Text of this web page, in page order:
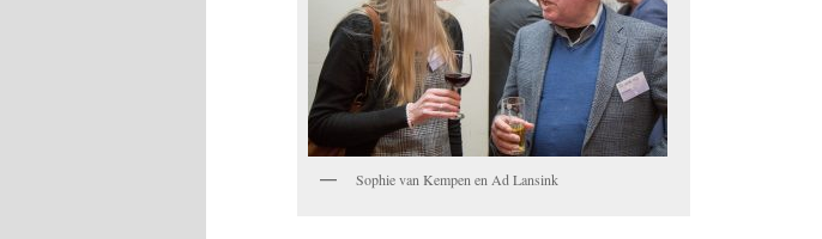
Sophie van Kempen en Ad Lansink